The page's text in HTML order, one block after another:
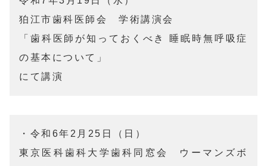
狛江市歯科医師会　学術講演会
「歯科医師が知っておくべき 睡眠時無呼吸症
の基本について」
にて講演
・令和6年2月25日（日）
東京医科歯科大学歯科同窓会　ウーマンズボ